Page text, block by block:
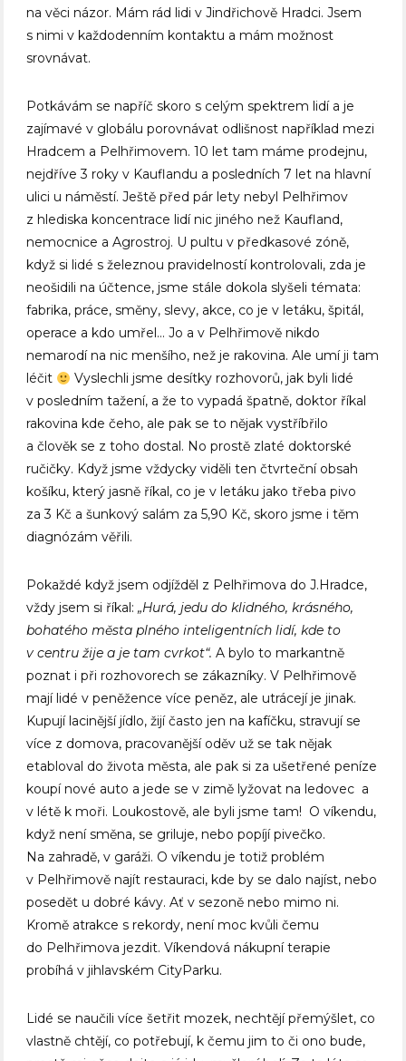
na věci názor. Mám rád lidi v Jindřichově Hradci. Jsem
s nimi v každodenním kontaktu a mám možnost
srovnávat.
Potkávám se napříč skoro s celým spektrem lidí a je
zajímavé v globálu porovnávat odlišnost například mezi
Hradcem a Pelhřimovem. 10 let tam máme prodejnu,
nejdříve 3 roky v Kauflandu a posledních 7 let na hlavní
ulici u náměstí. Ještě před pár lety nebyl Pelhřimov
z hlediska koncentrace lidí nic jiného než Kaufland,
nemocnice a Agrostroj. U pultu v předkasové zóně,
když si lidé s železnou pravidelností kontrolovali, zda je
neošidili na účtence, jsme stále dokola slyšeli témata:
fabrika, práce, směny, slevy, akce, co je v letáku, špitál,
operace a kdo umřel… Jo a v Pelhřimově nikdo
nemarodí na nic menšího, než je rakovina. Ale umí ji tam
léčit
Vyslechli jsme desítky rozhovorů, jak byli lidé
v posledním tažení, a že to vypadá špatně, doktor říkal
rakovina kde čeho, ale pak se to nějak vystříbřilo
a člověk se z toho dostal. No prostě zlaté doktorské
ručičky. Když jsme vždycky viděli ten čtvrteční obsah
košíku, který jasně říkal, co je v letáku jako třeba pivo
za 3 Kč a šunkový salám za 5,90 Kč, skoro jsme i těm
diagnózám věřili.
Pokaždé když jsem odjížděl z Pelhřimova do J.Hradce,
vždy jsem si říkal:„Hurá, jedu do klidného, krásného,
bohatého města plného inteligentních lidí, kde to
v centru žije a je tam cvrkot“. A bylo to markantně
poznat i při rozhovorech se zákazníky. V Pelhřimově
mají lidé v peněžence více peněz, ale utrácejí je jinak.
Kupují lacinější jídlo, žijí často jen na kafíčku, stravují se
více z domova, pracovanější oděv už se tak nějak
etabloval do života města, ale pak si za ušetřené peníze
koupí nové auto a jede se v zimě lyžovat na ledovec a
v létě k moři. Loukostově, ale byli jsme tam! O víkendu,
když není směna, se griluje, nebo popíjí pivečko.
Na zahradě, v garáži. O víkendu je totiž problém
v Pelhřimově najít restauraci, kde by se dalo najíst, nebo
posedět u dobré kávy. Ať v sezoně nebo mimo ni.
Kromě atrakce s rekordy, není moc kvůli čemu
do Pelhřimova jezdit. Víkendová nákupní terapie
probíhá v jihlavském CityParku.
Lidé se naučili více šetřit mozek, nechtějí přemýšlet, co
vlastně chtějí, co potřebují, k čemu jim to či ono bude,